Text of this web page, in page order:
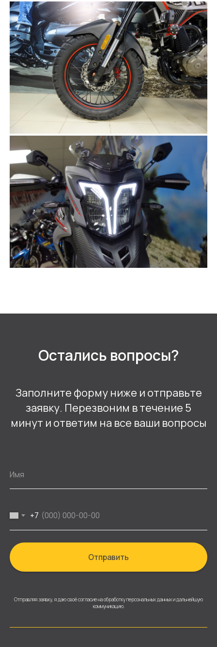
Остались вопросы?
Заполните форму ниже и отправьте
заявку. Перезвоним в течение 5
минут и ответим на все ваши вопросы
+7
Отправить
Отправляя заявку, я даю своё согласие на обработку персональных данных и дальнейшую
коммуникацию.